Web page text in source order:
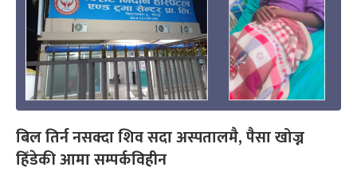
बिल तिर्न नसक्दा शिव सदा अस्पतालमै, पैसा खोज्न
हिँडेकी आमा सम्पर्कविहीन